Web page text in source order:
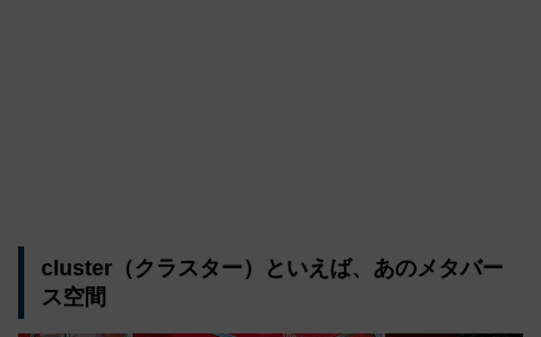
cluster（クラスター）といえば、あのメタバー
ス空間